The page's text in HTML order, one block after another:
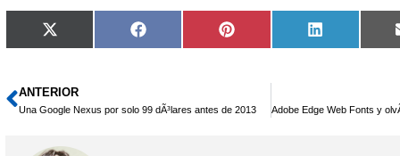
Compartir
en
X
(Twitter)
Compartir
en
Facebook
Compartir
en
Pinterest
Compartir
en
LinkedIn
Ant
ANTERIOR
Una Google Nexus por solo 99 dÃ³lares antes de 2013